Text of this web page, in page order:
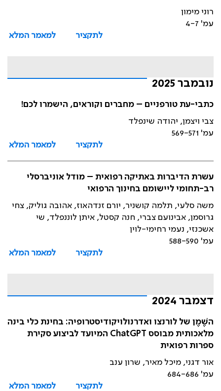
רוני מימון
עמ' 4-7
לתקציר
למאמר המלא
נובמבר 2025
כתבי-עת טורפניים – מחברים וקוראים, הישמרו לכם!
צבי ויצמן, יהודה שינפלד
עמ' 569-571
לתקציר
למאמר המלא
עשרת הדיברות באתיקה רפואית – מודל אוניברסלי
רב-תחומי ליישומם בחינוך הרפואי
משה סלעי, תלמה קושניר, יורם זנדהאוז, אהובה גוליק, צחי
גרוסמן, אבינועם צברי, חנה קסטל, איתן לוננפלד, שי
אשכנזי, נעמי רחימי-לוין
עמ' 588-590
לתקציר
למאמר המלא
דצמבר 2024
השֶׁמֶן של לורנצו ואדרנולויקודיסטרופיה: בחינת כלי בינה
מלאכותית מבוסס ChatGPT המיועד לביצוע סקירת
ספרות רפואית
אור דגני, מיכל מאיר, שרון ענב
עמ' 684-686
לתקציר
למאמר המלא